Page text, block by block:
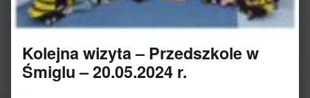
Kolejna wizyta – Przedszkole w
Śmiglu – 20.05.2024 r.